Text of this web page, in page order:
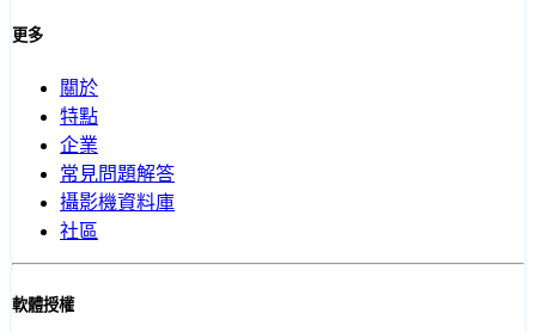
更多
關於
特點
企業
常見問題解答
攝影機資料庫
社區
軟體授權